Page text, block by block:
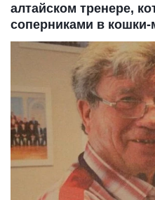
алтайском тренере,
соперниками в